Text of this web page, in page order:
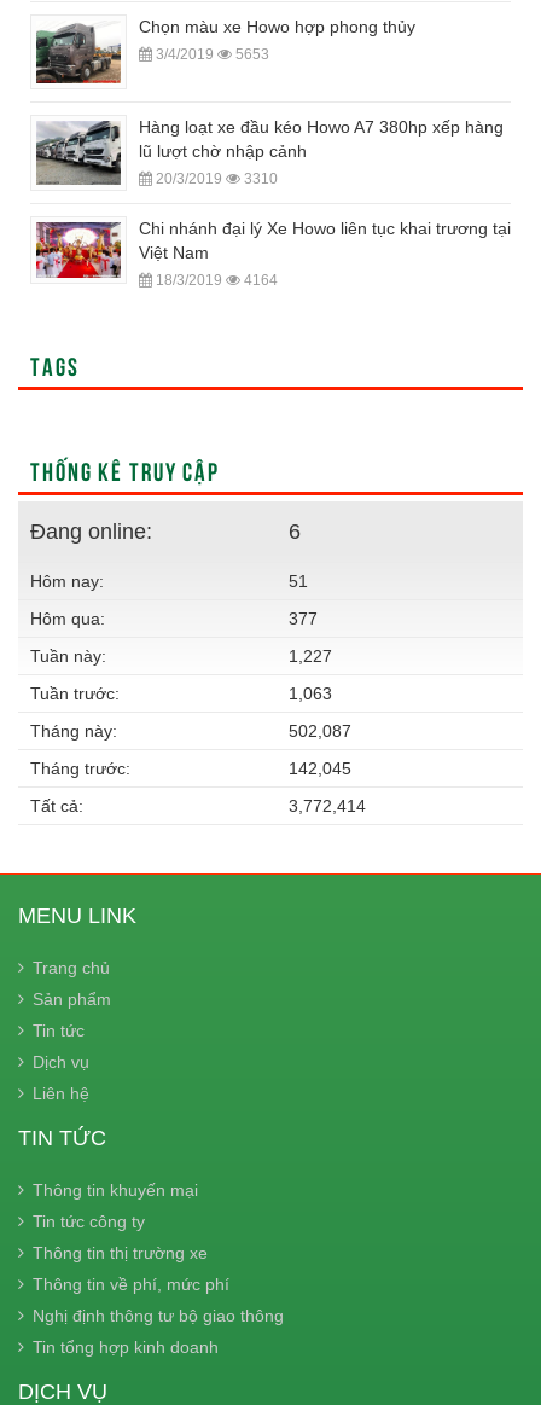
Chọn màu xe Howo hợp phong thủy
3/4/2019 5653
Hàng loạt xe đầu kéo Howo A7 380hp xếp hàng
lũ lượt chờ nhập cảnh
20/3/2019 3310
Chi nhánh đại lý Xe Howo liên tục khai trương tại
Việt Nam
18/3/2019 4164
TAGS
THỐNG KÊ TRUY CẬP
Đang online: 6
Hôm nay:
51
Hôm qua:
377
Tuần này:
1,227
Tuần trước:
1,063
Tháng này:
502,087
Tháng trước:
142,045
Tất cả:
3,772,414
MENU LINK
Trang chủ
Sản phẩm
Tin tức
Dịch vụ
Liên hệ
TIN TỨC
Thông tin khuyến mại
Tin tức công ty
Thông tin thị trường xe
Thông tin về phí, mức phí
Nghị định thông tư bộ giao thông
Tin tổng hợp kinh doanh
DỊCH VỤ